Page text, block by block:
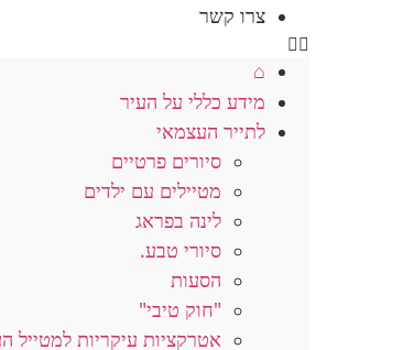
צרו קשר
⌂
מידע כללי על העיר
לתייר העצמאי
סיורים פרטיים
מטיילים עם ילדים
לינה בפראג
סיורי טבע.
הסעות
"חוק טיבי"
אטרקציות עיקריות למטייל